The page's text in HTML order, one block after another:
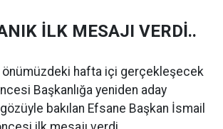
İLK MESAJI VERDİ..
hafta içi gerçekleşecek
Başkanlığa yeniden aday
bakılan Efsane Başkan İsmail